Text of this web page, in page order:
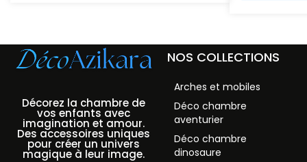
Décorez la chambre de
vos enfants avec
imagination et amour.
Des accessoires uniques
pour créer un univers
magique à leur image.
NOS COLLECTIONS
Arches et mobiles
Déco chambre
aventurier
Déco chambre
dinosaure